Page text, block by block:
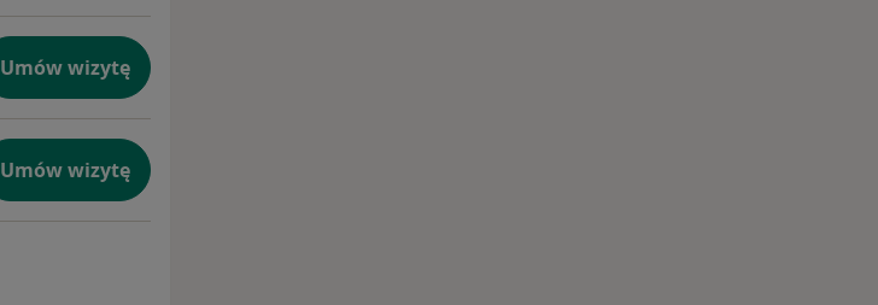
Umów wizytę
Umów wizytę